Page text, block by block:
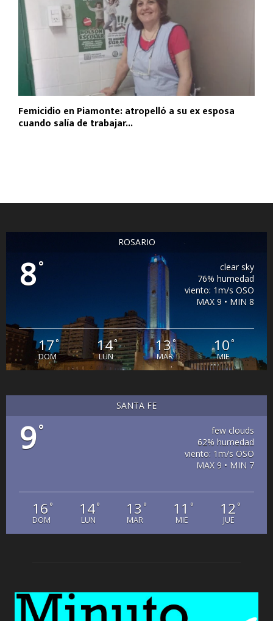
Femicidio en Piamonte: atropelló a su ex esposa
cuando salía de trabajar...
ROSARIO
8°
clear sky
76% humedad
viento: 1m/s OSO
MAX 9 • MIN 8
17°
DOM
14°
LUN
13°
MAR
10°
MIE
SANTA FE
9°
few clouds
62% humedad
viento: 1m/s OSO
MAX 9 • MIN 7
16°
DOM
14°
LUN
13 °
MAR
11 °
MIE
12°
JUE